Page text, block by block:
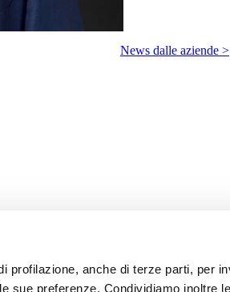
profilazione, anche di terze parti, per
sue preferenze. Condividiamo inoltre
News dalle aziende >